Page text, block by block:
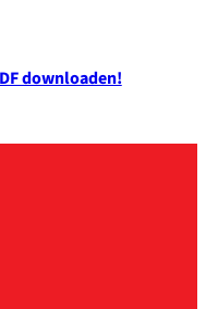
down­loa­den!